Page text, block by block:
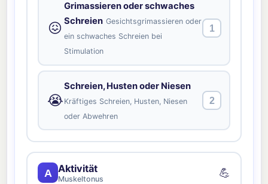
😖
Grimassieren oder schwaches
Schreien Gesichtsgrimassieren oder
ein schwaches Schreien bei
Stimulation
1
😭
Schreien, Husten oder Niesen
Kräftiges Schreien, Husten, Niesen
oder Abwehren
2
A Aktivität
Muskeltonus 💪